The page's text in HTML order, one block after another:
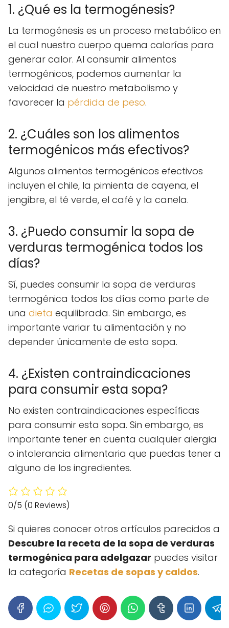
1. ¿Qué es la termogénesis?
La termogénesis es un proceso metabólico en
el cual nuestro cuerpo quema calorías para
generar calor. Al consumir alimentos
termogénicos, podemos aumentar la
velocidad de nuestro metabolismo y
favorecer la pérdida de peso.
2. ¿Cuáles son los alimentos
termogénicos más efectivos?
Algunos alimentos termogénicos efectivos
incluyen el chile, la pimienta de cayena, el
jengibre, el té verde, el café y la canela.
3. ¿Puedo consumir la sopa de
verduras termogénica todos los
días?
Sí, puedes consumir la sopa de verduras
termogénica todos los días como parte de
una dieta equilibrada. Sin embargo, es
importante variar tu alimentación y no
depender únicamente de esta sopa.
4. ¿Existen contraindicaciones
para consumir esta sopa?
No existen contraindicaciones específicas
para consumir esta sopa. Sin embargo, es
importante tener en cuenta cualquier alergia
o intolerancia alimentaria que puedas tener a
alguno de los ingredientes.
0/5 (0 Reviews)
Si quieres conocer otros artículos parecidos a
Descubre la receta de la sopa de verduras
termogénica para adelgazar puedes visitar
la categoría Recetas de sopas y caldos.